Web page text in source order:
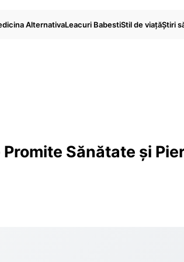
AlternativaLeacuri BabestiStil de viaţăŞtiri
Sănătate și